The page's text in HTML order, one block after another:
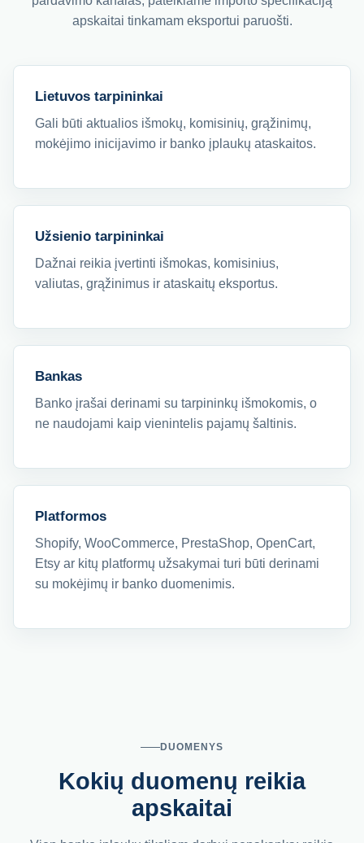
apskaitai tinkamam eksportui paruošti.
Lietuvos tarpininkai
Gali būti aktualios išmokų, komisinių, grąžinimų,
mokėjimo inicijavimo ir banko įplaukų ataskaitos.
Užsienio tarpininkai
Dažnai reikia įvertinti išmokas, komisinius,
valiutas, grąžinimus ir ataskaitų eksportus.
Bankas
Banko įrašai derinami su tarpininkų išmokomis, o
ne naudojami kaip vienintelis pajamų šaltinis.
Platformos
Shopify, WooCommerce, PrestaShop, OpenCart,
Etsy ar kitų platformų užsakymai turi būti derinami
su mokėjimų ir banko duomenimis.
DUOMENYS
Kokių duomenų reikia
apskaitai